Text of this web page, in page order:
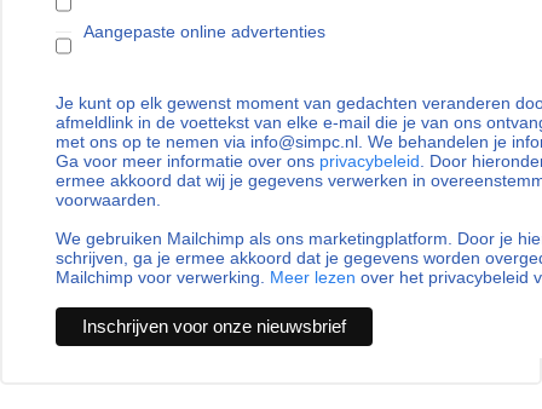
Aangepaste online advertenties
Je kunt op elk gewenst moment van gedachten veranderen
afmeldlink in de voettekst van elke e-mail die je van ons
met ons op te nemen via info@simpc.nl. We behandelen je
Ga voor meer informatie over ons privacybeleid . Door
ermee akkoord dat wij je gegevens verwerken in
voorwaarden.
We gebruiken Mailchimp als ons marketingplatform. Door je
schrijven, ga je ermee akkoord dat je gegevens worden
Mailchimp voor verwerking. Meer lezen over het privacybeleid